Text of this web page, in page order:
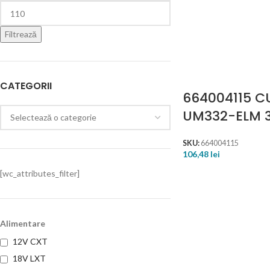
Filtrează
CATEGORII
[wc_attributes_filter]
Alimentare
12V CXT
18V LXT
664004115
UM332-ELM
SKU: 664004115
106,48 lei